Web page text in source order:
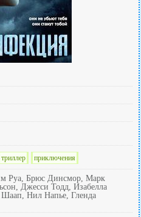
триллер приключения
Руа, Брюс Динсмор, Марк
Джесси Тодд, Изабелла
Нил Напье, Гленда